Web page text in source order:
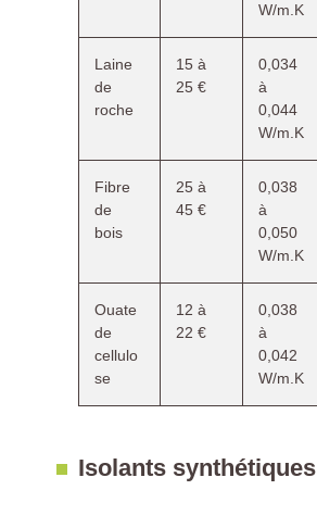
W/m.K
Laine
de
roche
15 à
25 €
0,034
à
0,044
W/m.K
Fibre
de
bois
25 à
45 €
0,038
à
0,050
W/m.K
Ouate
de
cellulo
se
12 à
22 €
0,038
à
0,042
W/m.K
Isolants synthétiques